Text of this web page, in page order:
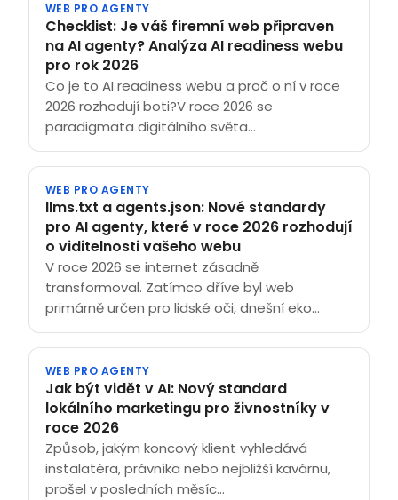
WEB PRO AGENTY
Checklist: Je váš firemní web připraven
na AI agenty? Analýza AI readiness webu
pro rok 2026
Co je to AI readiness webu a proč o ní v roce
2026 rozhodují boti?V roce 2026 se
paradigmata digitálního světa...
WEB PRO AGENTY
llms.txt a agents.json: Nové standardy
pro AI agenty, které v roce 2026 rozhodují
o viditelnosti vašeho webu
V roce 2026 se internet zásadně
transformoval. Zatímco dříve byl web
primárně určen pro lidské oči, dnešní eko...
WEB PRO AGENTY
Jak být vidět v AI: Nový standard
lokálního marketingu pro živnostníky v
roce 2026
Způsob, jakým koncový klient vyhledává
instalatéra, právníka nebo nejbližší kavárnu,
prošel v posledních měsíc...